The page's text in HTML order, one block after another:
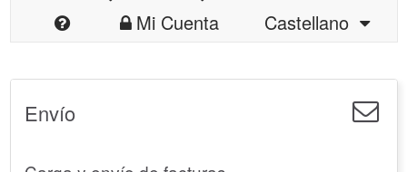
Mi Cuenta
Castellano
Envío